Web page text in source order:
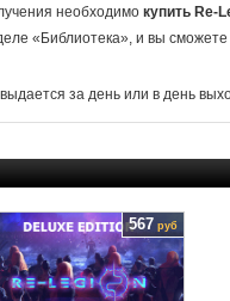
необходимо купить Re-
«Библиотека», и вы сможете
за день или в день
567 руб